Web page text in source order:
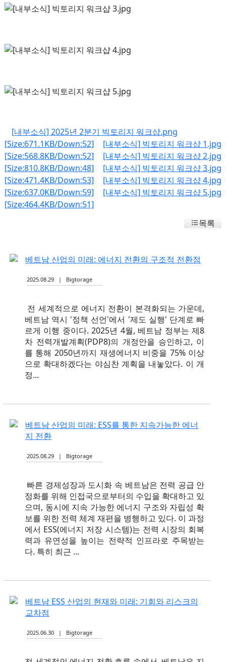
[내부소식] 2025년 2분기 빅토리지 워크샵.png
[Size:671.1KB/Down:52]
[내부소식] 빅토리지 워크샵 1.jpg
[Size:568.8KB/Down:52]
[내부소식] 빅토리지 워크샵 2.jpg
[Size:810.8KB/Down:48]
[내부소식] 빅토리지 워크샵 3.jpg
[Size:471.4KB/Down:53]
[내부소식] 빅토리지 워크샵 4.jpg
[Size:637.0KB/Down:59]
[내부소식] 빅토리지 워크샵 5.jpg
[Size:464.4KB/Down:51]
목록
베트남 산업의 미래: 에너지 전환의 구조적 전환점
2025.08.29 | Bigtorage
전 세계적으로 에너지 전환이 본격화되는 가운데,
베트남 역시 '정책 선언'에서 '제도 실행' 단계로 빠
르게 이행 중이다. 2025년 4월, 베트남 정부는 제8
차 전력개발계획(PDP8)의 개정안을 승인하고, 이
를 통해 2050년까지 재생에너지 비중을 75% 이상
으로 확대하겠다는 야심찬 계획을 내놓았다. 이 개
정...
베트남 산업의 미래: ESS를 통한 지속가능한 에너
지 전환
2025.08.29 | Bigtorage
빠른 경제성장과 도시화 속 베트남은 전력 공급 안
정화를 위해 인접국으로부터의 수입을 확대하고 있
으며, 동시에 지속 가능한 에너지 구조와 자립성 확
보를 위한 전력 체계 재편을 병행하고 있다. 이 과정
에서 ESS(에너지 저장 시스템)는 전력 시장의 회복
력과 유연성을 높이는 전략적 인프라로 주목받는
다. 특히 최근 ...
베트남 ESS 산업의 현재와 미래: 기회와 리스크의
교차점
2025.06.30 | Bigtorage